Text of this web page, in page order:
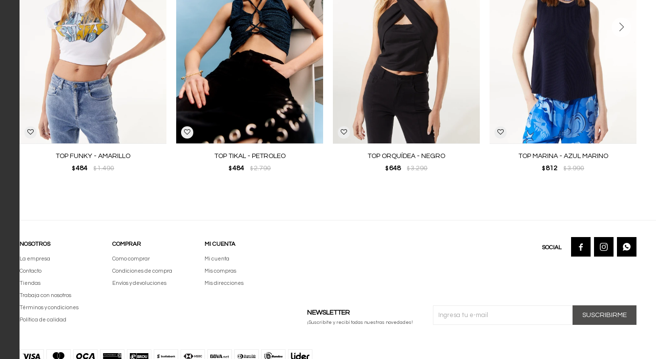
TOP FUNKY - AMARILLO
$ 484 $1.490
TOP TIKAL - PETROLEO
$ 484 $2.790
TOP ORQUÍDEA - NEGRO
$ 648 $3.290
TOP MARINA - AZUL MARINO
$ 812 $3.990
NOSOTROS
La empresa
Contacto
Tiendas
Trabaja con nosotros
Términos y condiciones
Política de calidad
COMPRAR
Como comprar
Condiciones de compra
Envíos y devoluciones
MI CUENTA
Mi cuenta
Mis compras
Mis direcciones
NEWSLETTER
¡Suscribite y recibí todas nuestras novedades!
SUSCRIBIRME
  